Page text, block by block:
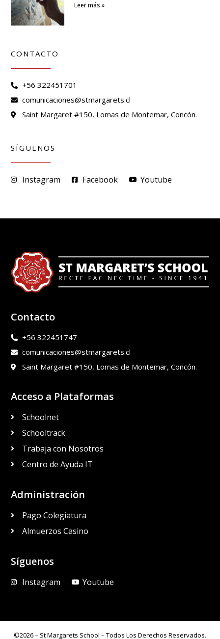
Leer más »
CONTACTO
+56 322451701
comunicaciones@stmargarets.cl
Saint Margaret #150, Lomas de Montemar, Concón.
SÍGUENOS
Instagram Facebook Youtube
Contacto
+56 322451747
comunicaciones@stmargarets.cl
Saint Margaret #150, Lomas de Montemar, Concón.
Acceso a Plataformas
Schoolnet
Schooltrack
Trabaja con Nosotros
Centro de Ayuda IT
Administración
Pago Colegiatura
Almuerzos Casino
Síguenos
Instagram Youtube
©2026 – St Margarets School – Todos Los Derechos Reservados.